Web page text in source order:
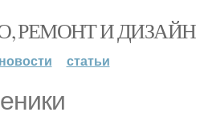
РЕМОНТ И ДИЗАЙН
новости статьи